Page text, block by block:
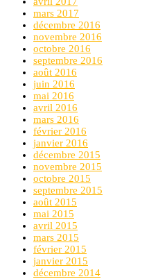
mars 2017
décembre 2016
novembre 2016
octobre 2016
septembre 2016
août 2016
juin 2016
mai 2016
avril 2016
mars 2016
février 2016
janvier 2016
décembre 2015
novembre 2015
octobre 2015
septembre 2015
août 2015
mai 2015
avril 2015
mars 2015
février 2015
janvier 2015
décembre 2014